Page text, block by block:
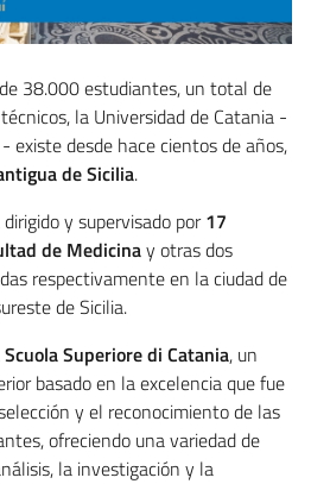
38.000 estudiantes, un total de
la Universidad de Catania -
existe desde hace cientos de años,
de Sicilia.
y supervisado por17
de Medicinay otras dos
respectivamente en la ciudad de
de Sicilia.
Scuola Superiore di Catania, un
basado en la excelencia que fue
y el reconocimiento de las
ofreciendo una variedad de
la investigación y la